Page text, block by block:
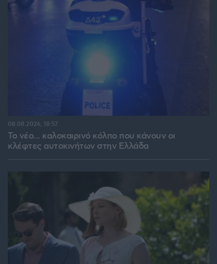
Το νέο... καλοκαιρινό κόλπο που κάνουν οι
κλέφτες αυτοκινήτων στην Ελλάδα
08.08.2026, 18:57